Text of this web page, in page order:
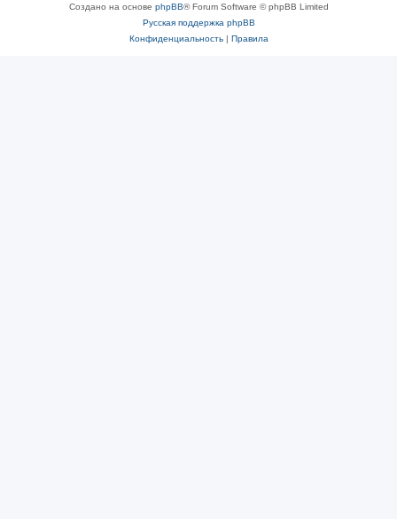
Создано на основе phpBB® Forum Software © phpBB Limited
Русская поддержка phpBB
Конфиденциальность| Правила